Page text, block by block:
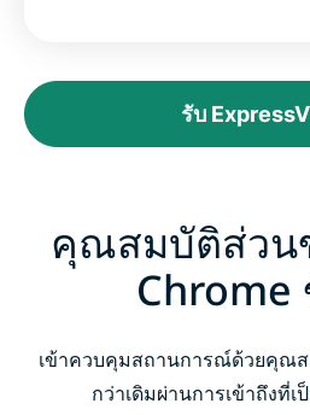
รับ
คุณสมบัติส่วน
Chrome
เข้าควบคุมสถานการณ์ด้วยคุณ
กว่าเดิมผ่านการเข้าถึงที่